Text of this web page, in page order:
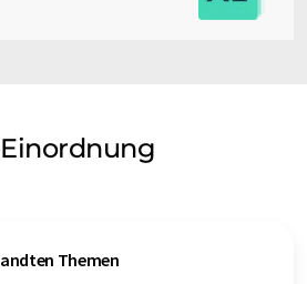
Themen